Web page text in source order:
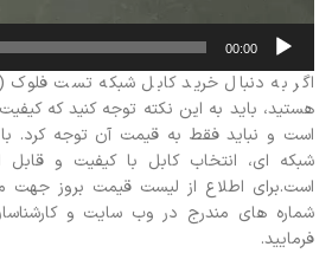
00:00
اگر به دنبال خرید کابل شبکه تست فلوک
هستید، باید به این نکته توجه کنید که
است و نباید فقط به قیمت آن توجه کرد.
شبکه ای، انتخاب کابل با کیفیت و قابل
است.برای اطلاع از لیست قیمت بروز
شماره های مندرج در وب سایت و
فرمایید.